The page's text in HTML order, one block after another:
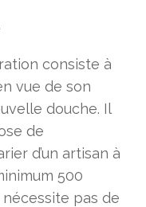
consiste à
vue de son
douche. Il
de
d’un artisan à
500
pas de